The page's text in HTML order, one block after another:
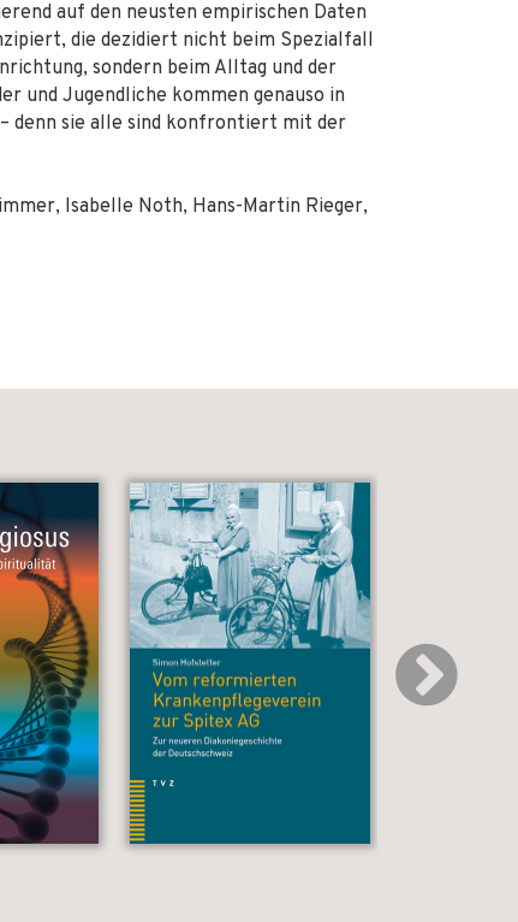
auf den neusten empirischen Daten
die dezidiert nicht beim Spezialfall
sondern beim Alltag und der
und Jugendliche kommen genauso in
denn sie alle sind konfrontiert mit der
Isabelle Noth, Hans-Martin Rieger,